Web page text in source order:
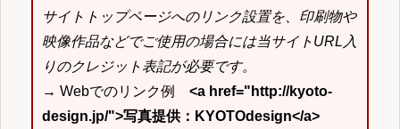
サイトトップページへのリンク設置を、印刷物や
映像作品などでご使用の場合には当サイトURL入
りのクレジット表記が必要です。
→ Webでのリンク例 <a href="http://kyoto-
design.jp/">写真提供：KYOTOdesign</a>